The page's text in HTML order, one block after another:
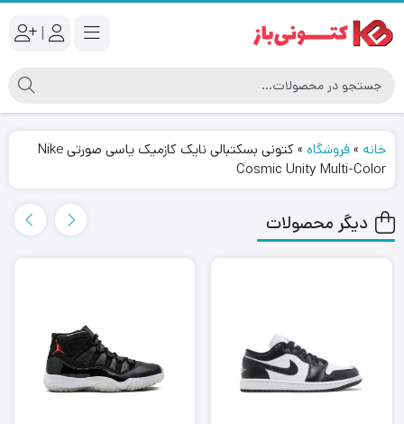
|
خانه »فروشگاه »
کتونی بسکتبالی نایک کازمیک یاسی صورتی Nike
Cosmic Unity Multi-Color
دیگر محصولات